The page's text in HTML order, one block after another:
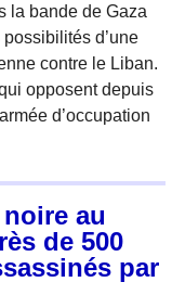
la bande de Gaza
d’une
contre le Liban.
opposent depuis
d’occupation
au
de 500
par